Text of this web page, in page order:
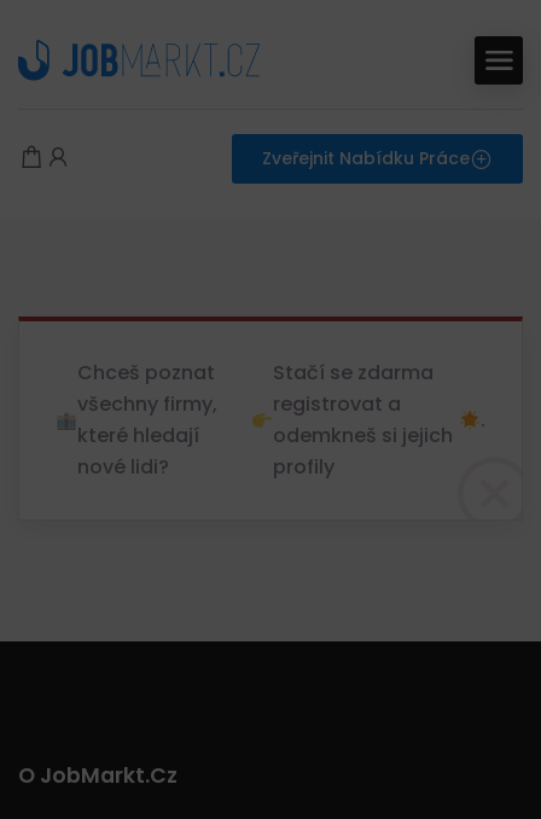
Zveřejnit Nabídku Práce
Chceš poznat
všechny firmy,
které hledají
nové lidi?
Stačí se zdarma
registrovat a
odemkneš si jejich
profily
.
O JobMarkt.cz